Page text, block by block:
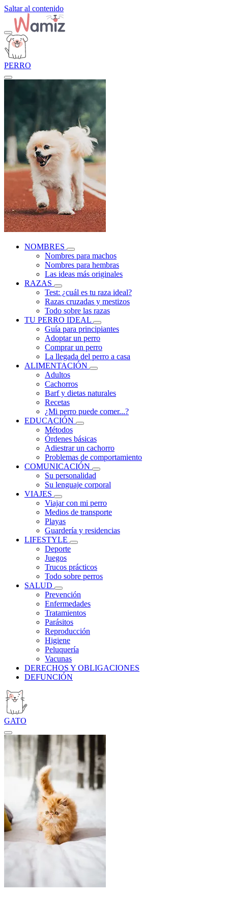
Saltar al contenido
PERRO
NOMBRES
Nombres para machos
Nombres para hembras
Las ideas más originales
RAZAS
Test: ¿cuál es tu raza ideal?
Razas cruzadas y mestizos
Todo sobre las razas
TU PERRO IDEAL
Guía para principiantes
Adoptar un perro
Comprar un perro
La llegada del perro a casa
ALIMENTACIÓN
Adultos
Cachorros
Barf y dietas naturales
Recetas
¿Mi perro puede comer...?
EDUCACIÓN
Métodos
Órdenes básicas
Adiestrar un cachorro
Problemas de comportamiento
COMUNICACIÓN
Su personalidad
Su lenguaje corporal
VIAJES
Viajar con mi perro
Medios de transporte
Playas
Guardería y residencias
LIFESTYLE
Deporte
Juegos
Trucos prácticos
Todo sobre perros
SALUD
Prevención
Enfermedades
Tratamientos
Parásitos
Reproducción
Higiene
Peluquería
Vacunas
DERECHOS Y OBLIGACIONES
DEFUNCIÓN
GATO